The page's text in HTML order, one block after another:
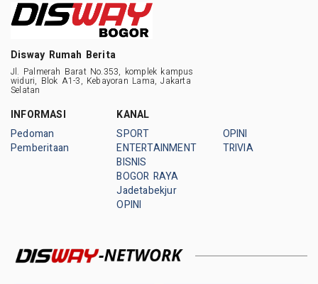
Disway Rumah Berita
Jl. Palmerah Barat No.353, komplek kampus
widuri, Blok A1-3, Kebayoran Lama, Jakarta
Selatan
INFORMASI
Pedoman
Pemberitaan
KANAL
SPORT
ENTERTAINMENT
BISNIS
BOGOR RAYA
Jadetabekjur
OPINI
OPINI
TRIVIA